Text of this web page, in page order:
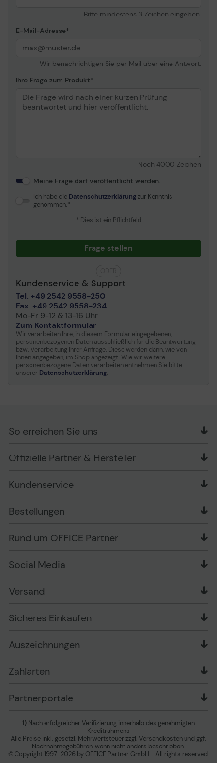
Bitte mindestens 3 Zeichen eingeben.
E-Mail-Adresse
Wir benachrichtigen Sie per Mail über eine Antwort.
Ihre Frage zum Produkt
Noch 4000 Zeichen
Meine Frage darf veröffentlicht werden.
Ich habe die Datenschutzerklärungzur Kenntnis
genommen.
* Dies ist ein Pflichtfeld
Frage stellen
Kundenservice & Support
Tel. +49 2542 9558-250
Fax. +49 2542 9558-234
Mo-Fr 9-12 & 13-16 Uhr
Zum Kontaktformular
Wir verarbeiten Ihre, in diesem Formular eingegebenen,
personenbezogenen Daten ausschließlich für die Beantwortung
bzw. Verarbeitung Ihrer Anfrage. Diese werden dann, wie von
Ihnen angegeben, im Shop angezeigt. Wie wir weitere
personenbezogene Daten verarbeiten entnehmen Sie bitte
unserer Datenschutzerklärung.
Offizielle Partner & Hersteller
Kundenservice
Bewertungsrichtlinien
Wissen mit OP
Markenshops
Garantiearten
Information zur Entsorgung von Batterien und
Vertrag widerrufen
Bestellungen
Versand im Namen Dritter
Muster-Widerrufsformular
Versandinformationen
Sicheres Einkaufen
AGB
Rund um OFFICE Partner
Stellenangebote
Playox.de
Presse
Impressum
Zu den Barrierefreiheitseinstellungen
Erklärung zur Barrierefreiheit
So erreichen Sie uns
Schlesierring 35
Telefon: +49 (0) 2542 / 9558250
Ansprechpartner bei fehlerhafter Ware und Schäden
Social Media
Versand
Sicheres Einkaufen
Auszeichnungen
Zahlarten
Partnerportale
1) Nach erfolgreicher Verifizierung innerhalb des genehmigten
Kreditrahmens
Alle Preise inkl. gesetzl. Mehrwertsteuer zzgl. Versandkosten und ggf.
Nachnahmegebühren, wenn nicht anders beschrieben.
© Copyright 1997-2026 by OFFICE Partner GmbH - All rights reserved.